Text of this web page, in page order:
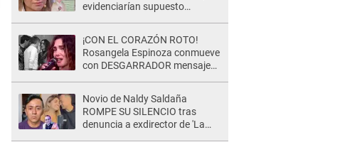
evidenciarían supuesto
Saldaña, pese a tener pareja
¡CON EL CORAZÓN ROTO!
Rosangela Espinoza conmueve
con DESGARRADOR mensaje
Novio de Naldy Saldaña
ROMPE SU SILENCIO tras
denuncia a exdirector de 'La